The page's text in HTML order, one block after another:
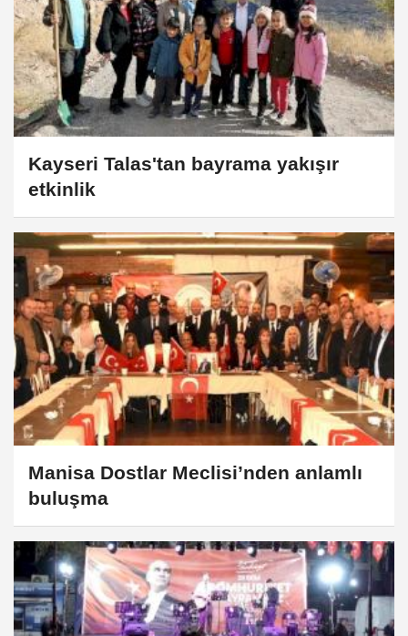
Kayseri Talas'tan bayrama yakışır
etkinlik
Manisa Dostlar Meclisi’nden anlamlı
buluşma